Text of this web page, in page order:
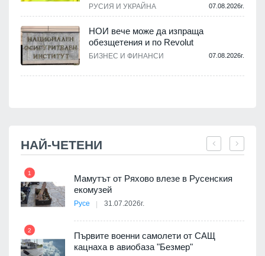
РУСИЯ И УКРАЙНА 07.08.2026г.
НОИ вече може да изпраща
обезщетения и по Revolut
БИЗНЕС И ФИНАНСИ 07.08.2026г.
НАЙ-ЧЕТЕНИ
1
Мамутът от Ряхово влезе в Русенския
екомузей
Русе 31.07.2026г.
2
Първите военни самолети от САЩ
кацнаха в авиобаза "Безмер"